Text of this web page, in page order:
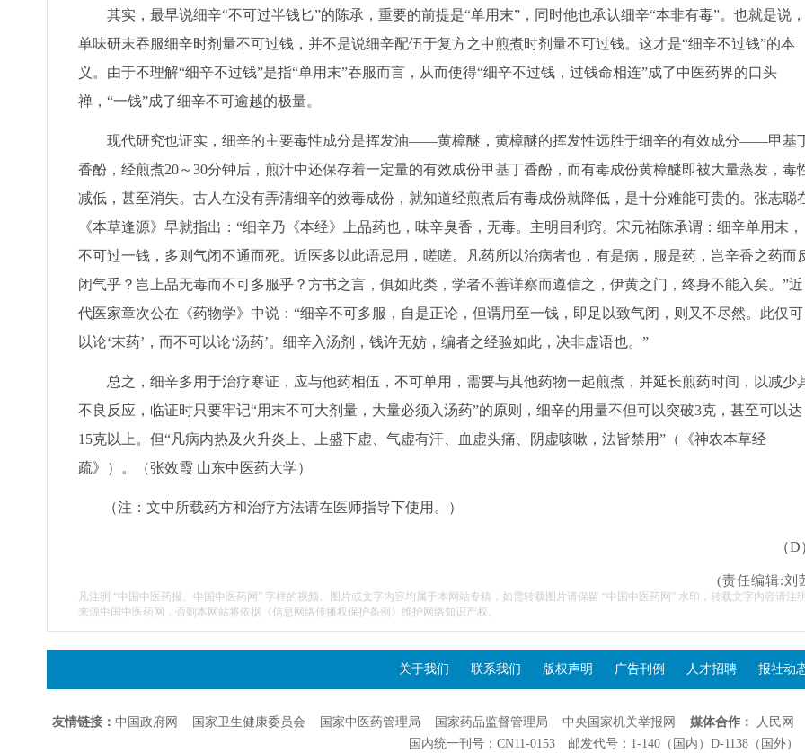
其实，最早说细辛“不可过半钱匕”的陈承，重要的前提是“单用末”，同时他也承认细辛“本非有毒”。也就是说，
单味研末吞服细辛时剂量不可过钱，并不是说细辛配伍于复方之中煎煮时剂量不可过钱。这才是“细辛不过钱”的本
义。由于不理解“细辛不过钱”是指“单用末”吞服而言，从而使得“细辛不过钱，过钱命相连”成了中医药界的口头
禅，“一钱”成了细辛不可逾越的极量。
现代研究也证实，细辛的主要毒性成分是挥发油——黄樟醚，黄樟醚的挥发性远胜于细辛的有效成分——甲基
香酚，经煎煮20～30分钟后，煎汁中还保存着一定量的有效成份甲基丁香酚，而有毒成份黄樟醚即被大量蒸发，毒
减低，甚至消失。古人在没有弄清细辛的效毒成份，就知道经煎煮后有毒成份就降低，是十分难能可贵的。张志聪
《本草逢源》早就指出：“细辛乃《本经》上品药也，味辛臭香，无毒。主明目利窍。宋元祐陈承谓：细辛单用末，
不可过一钱，多则气闭不通而死。近医多以此语忌用，嗟嗟。凡药所以治病者也，有是病，服是药，岂辛香之药而
闭气乎？岂上品无毒而不可多服乎？方书之言，俱如此类，学者不善详察而遵信之，伊黄之门，终身不能入矣。”近
代医家章次公在《药物学》中说：“细辛不可多服，自是正论，但谓用至一钱，即足以致气闭，则又不尽然。此仅可
以论‘末药’，而不可以论‘汤药’。细辛入汤剂，钱许无妨，编者之经验如此，决非虚语也。”
总之，细辛多用于治疗寒证，应与他药相伍，不可单用，需要与其他药物一起煎煮，并延长煎药时间，以减少
不良反应，临证时只要牢记“用末不可大剂量，大量必须入汤药”的原则，细辛的用量不但可以突破3克，甚至可以达
15克以上。但“凡病内热及火升炎上、上盛下虚、气虚有汗、血虚头痛、阴虚咳嗽，法皆禁用”（《神农本草经
疏》）。（张效霞 山东中医药大学）
（注：文中所载药方和治疗方法请在医师指导下使用。）
（D
(责任编辑:刘
凡注明 “中国中医药报、中国中医药网” 字样的视频、图片或文字内容均属于本网站专稿，如需转载图片请保留 “中国中医药网” 水印，转载文字内容请注明
来源中国中医药网，否则本网站将依据《信息网络传播权保护条例》维护网络知识产权。
关于我们 联系我们 版权声明 广告刊例 人才招聘 报社动
友情链接： 中国政府网 国家卫生健康委员会 国家中医药管理局 国家药品监督管理局 中央国家机关举报网 媒体合作： 人民网
国内统一刊号：CN11-0153 邮发代号：1-140（国内）D-1138（国外）